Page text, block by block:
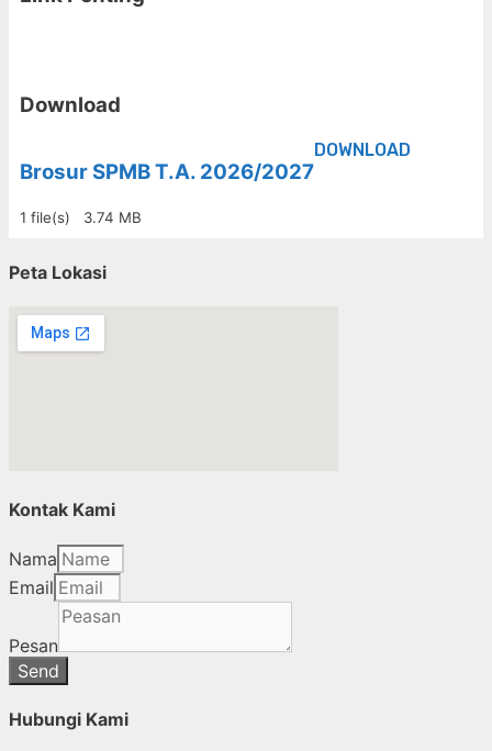
Download
Brosur SPMB T.A. 2026/2027
1 file(s) 3.74 MB
DOWNLOAD
Peta Lokasi
Kontak Kami
Nama
Email
Pesan
Send
Hubungi Kami